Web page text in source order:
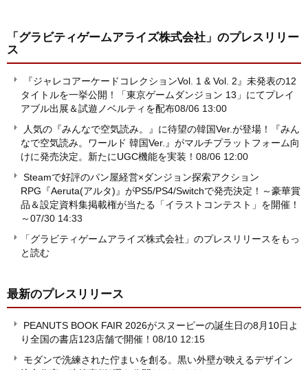
「グラビティゲームアライズ株式会社」 のプレスリリー
ス
『ジャレコアーケードコレクションVol. 1 & Vol. 2』未発表の12
タイトルを一挙公開！「東京ゲームダンジョン 13」にてプレイ
アブル出展＆試遊ノベルティを配布08/06 13:00
人気の『みんなで空気読み。』に待望の韓国Ver.が登場！『みん
なで空気読み。ワールド 韓国Ver.』がマルチプラットフォーム向
けに発売決定。新たにUGC機能を実装！ 08/06 12:00
Steamで好評のパン屋経営×ダンジョン探索アクション
RPG『Aeruta(アルタ)』がPS5/PS4/Switchで発売決定！～豪華賞
品＆設定資料集掲載権が当たる「イラストコンテスト」を開催！
～07/30 14:33
「グラビティゲームアライズ株式会社」のプレスリリースをもっ
と読む
最新のプレスリリース
PEANUTS BOOK FAIR 2026がスヌーピーの誕生日の8月10日よ
り全国の書店123店舗で開催！ 08/10 12:15
モダンで洗練された佇まいを創る。黒い外壁が映えるデザイン